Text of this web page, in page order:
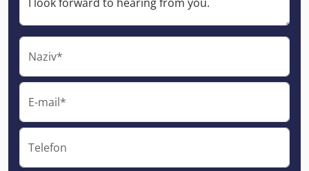
Naziv*
E-mail*
Telefon